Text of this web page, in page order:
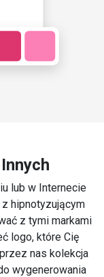
lub w Internecie
hipnotyzującym
z tymi markami
logo, które Cię
nas kolekcja
wygenerowania